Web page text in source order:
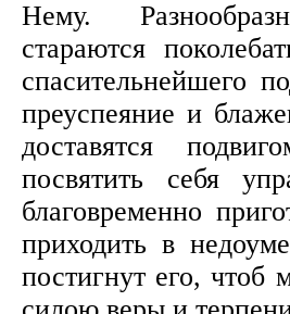
Нему.
стараются
спасительнейшего
преуспеяние и
доставятся
посвятить себя
благовременно
приходить в
постигнут его, чтоб